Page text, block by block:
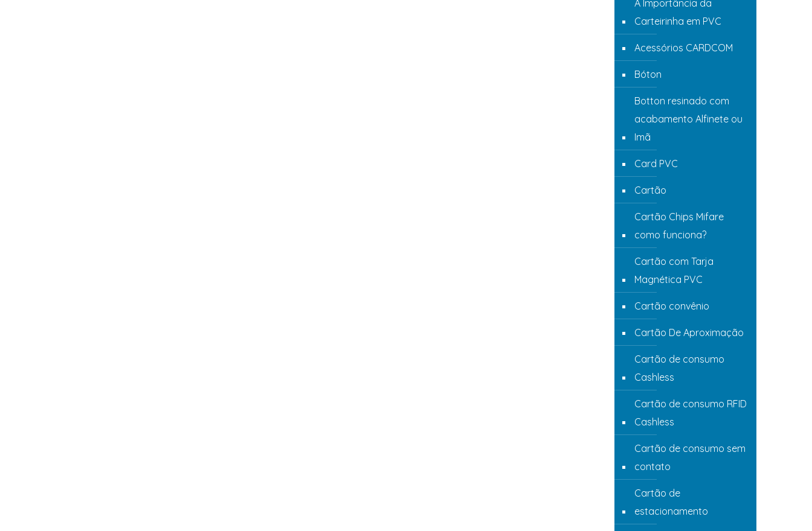
A Importância da
Carteirinha em PVC
Acessórios CARDCOM
Bóton
Botton resinado com
acabamento Alfinete ou
Imã
Card PVC
Cartão
Cartão Chips Mifare
como funciona?
Cartão com Tarja
Magnética PVC
Cartão convênio
Cartão De Aproximação
Cartão de consumo
Cashless
Cartão de consumo RFID
Cashless
Cartão de consumo sem
contato
Cartão de
estacionamento